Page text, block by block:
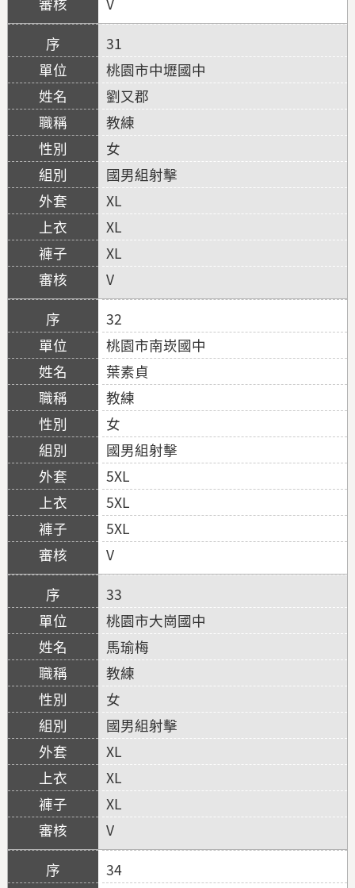
31
桃園市中壢國中
劉又郡
教練
女
國男組射擊
XL
XL
XL
V
32
桃園市南崁國中
葉素貞
教練
女
國男組射擊
5XL
5XL
5XL
V
33
桃園市大崗國中
馬瑜梅
教練
女
國男組射擊
XL
XL
XL
V
34